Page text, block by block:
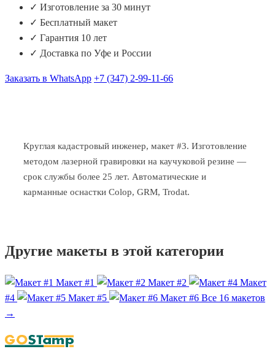
✓ Изготовление за 30 минут
✓ Бесплатный макет
✓ Гарантия 10 лет
✓ Доставка по Уфе и России
Заказать в WhatsApp +7 (347) 2-99-11-66
Круглая кадастровый инженер, макет #3. Изготовление
методом лазерной гравировки на каучуковой резине —
срок службы более 25 лет. Автоматические и
карманные оснастки Colop, GRM, Trodat.
Другие макеты в этой категории
Макет #1 Макет #2
Макет
#4
Макет #5 Макет #6 Все 16 макетов
→